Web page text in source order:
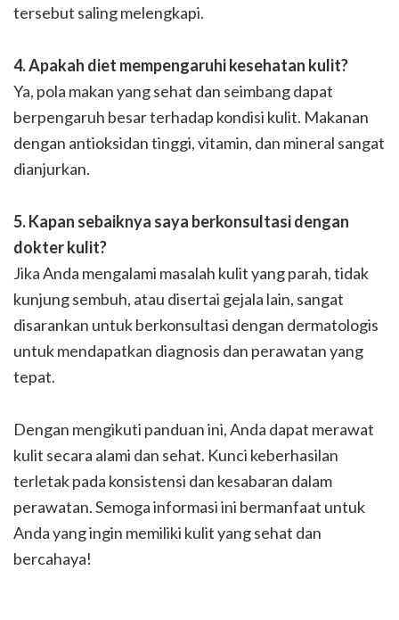
tersebut saling melengkapi.
4. Apakah diet mempengaruhi kesehatan kulit?
Ya, pola makan yang sehat dan seimbang dapat
berpengaruh besar terhadap kondisi kulit. Makanan
dengan antioksidan tinggi, vitamin, dan mineral sangat
dianjurkan.
5. Kapan sebaiknya saya berkonsultasi dengan
dokter kulit?
Jika Anda mengalami masalah kulit yang parah, tidak
kunjung sembuh, atau disertai gejala lain, sangat
disarankan untuk berkonsultasi dengan dermatologis
untuk mendapatkan diagnosis dan perawatan yang
tepat.
Dengan mengikuti panduan ini, Anda dapat merawat
kulit secara alami dan sehat. Kunci keberhasilan
terletak pada konsistensi dan kesabaran dalam
perawatan. Semoga informasi ini bermanfaat untuk
Anda yang ingin memiliki kulit yang sehat dan
bercahaya!